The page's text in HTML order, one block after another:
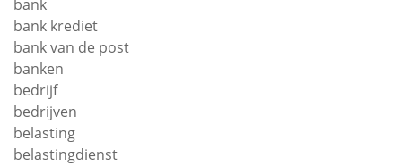
bank
bank krediet
bank van de post
banken
bedrijf
bedrijven
belasting
belastingdienst